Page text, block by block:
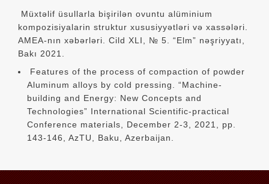
Müxtəlif üsullarla bişirilən ovuntu alüminium
kompozisiyalarin struktur xususiyyətləri və xassələri.
AMEA-nın xəbərləri. Cild XLI, № 5. “Elm” nəşriyyatı,
Bakı 2021.
Features of the process of compaction of powder
Aluminum alloys by cold pressing. “Machine-
building and Energy: New Concepts and
Technologies” International Scientific-practical
Conference materials, December 2-3, 2021, pp.
143-146, AzTU, Baku, Azerbaijan.